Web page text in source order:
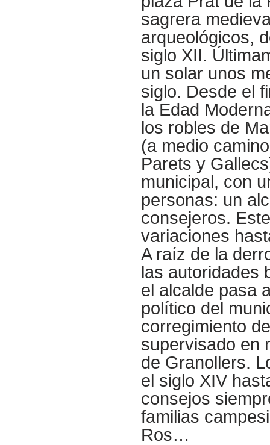
sagrera
arqueológicos,
siglo XII.
un solar unos
siglo. Desde el
la Edad
los robles de
(a medio
Parets y
municipal, con
personas: un
consejeros.
variaciones
A raíz de la
las autoridades
el alcalde pasa
político del
corregimiento
supervisado en
de Granollers.
el siglo XIV
consejos
familias
Ros…